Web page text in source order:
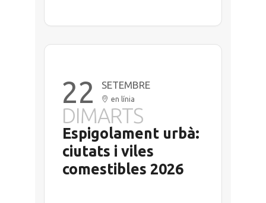
22 SETEMBRE
en línia
DIMARTS
Espigolament urbà:
ciutats i viles
comestibles 2026